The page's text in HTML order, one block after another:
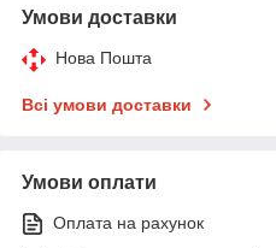
Умови доставки
Нова Пошта
Всі умови доставки
Умови оплати
Оплата на рахунок